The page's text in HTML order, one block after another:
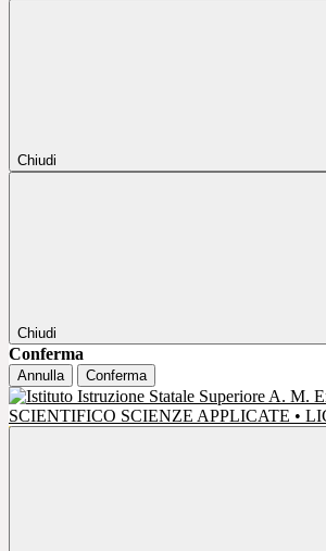
Chiudi
Chiudi
Conferma
Annulla Conferma
SCIENTIFICO SCIENZE APPLICATE •